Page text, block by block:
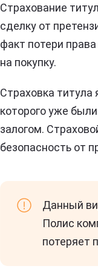
Страхование
сделку от
факт потери
на покупку.
Страховка
которого уже
залогом.
безопасность от
Данный
Полис
потеряет